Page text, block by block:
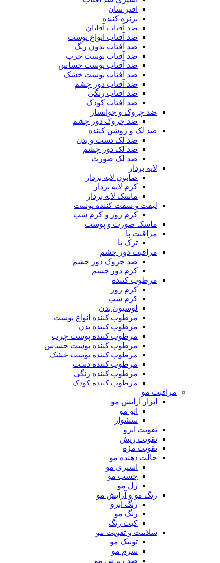
افتر سان
برنزه کننده
ضد آفتاب آقایان
ضد آفتاب انواع پوست
ضد آفتاب بدون رنگ
ضد آفتاب پوست چرب
ضد آفتاب پوست حساس
ضد آفتاب پوست خشک
ضد آفتاب دور چشم
ضد آفتاب رنگی
ضد آفتاب کودک
ضد چروک و جوانساز
ضد چروک دور چشم
ضد لک و روشن کننده
ضد لک دست و بدن
ضد لک دور چشم
ضد لک صورت
لایه بردار
صابون لایه بردار
کرم لایه بردار
ماسک لایه بردار
لیفت و سفت کننده پوست
کرم روز و کرم شب
ماسک صورت و پوست
مراقبت پا
ترک پا
مراقبت دور چشم
ضد چروک دور چشم
کرم دور چشم
مرطوب کننده
کرم روز
کرم شب
لوسیون بدن
مرطوب کننده انواع پوست
مرطوب کننده بدن
مرطوب کننده پوست چرب
مرطوب کننده پوست حساس
مرطوب کننده پوست خشک
مرطوب کننده دست
مرطوب کننده رنگی
مرطوب کننده کودک
مراقبت مو
ابزار آرایش مو
اتو مو
سشوار
تقویت ابرو
تقویت ریش
تقویت مژه
حالت دهنده مو
اسپری مو
چسب مو
ژل مو
رنگ مو و آرایش مو
رنگ ابرو
رنگ مو
کیت رنگ
سلامت و تقویت مو
تونیک مو
سرم مو
ضد ریزش مو